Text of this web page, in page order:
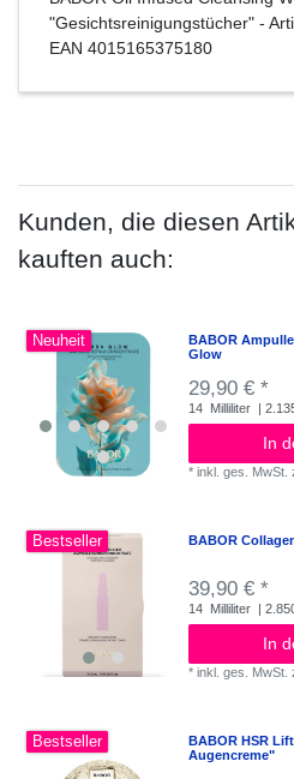
"Gesichtsreinigungstücher" -
EAN 4015165375180
Kunden, die diesen
kauften auch:
Neuheit
BABOR
Glow
29,90 € *
14 Milliliter |
In
*inkl. ges. MwSt.
Bestseller BABOR
39,90 € *
14 Milliliter |
In
*inkl. ges. MwSt.
Bestseller
BABOR HSR
Augencreme"